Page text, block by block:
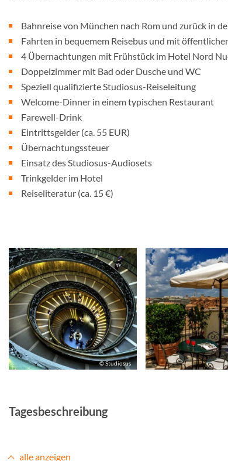
Bahnreise von München nach Rom und zurück in
Fahrten in bequemem Reisebus und mit
4 Übernachtungen mit Frühstück im Hotel Nord
Doppelzimmer mit Bad oder Dusche und WC
Speziell qualifizierte Studiosus-Reiseleitung
Welcome-Dinner in einem typischen Restaurant
Farewell-Drink
Eintrittsgelder (ca. 55 EUR)
Übernachtungssteuer
Einsatz des Studiosus-Audiosets
Trinkgelder im Hotel
Reiseliteratur (ca. 15 €)
© Studiosus
Tagesbeschreibung
alle anzeigen